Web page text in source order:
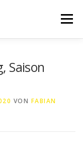
Menü
Saison
VON FABIAN